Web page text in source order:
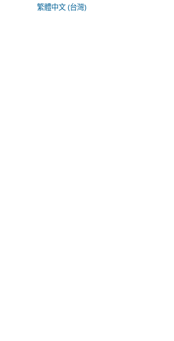
繁體中文 (台灣)